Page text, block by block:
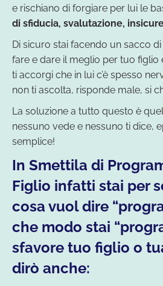
e rischiano di forgiare per lui le
di sfiducia, svalutazione,
Di sicuro stai facendo un sacco
fare e dare il meglio per tuo figlio
ti accorgi che in lui c’è spesso
non ti ascolta, risponde male, si
La soluzione a tutto questo è
nessuno vede e nessuno ti dice,
semplice!
In Smettila di
Figlio infatti stai per
cosa vuol dire
che modo stai
sfavore tuo figlio o
dirò anche: